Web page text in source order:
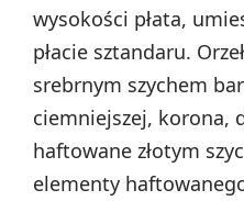
wysokości płata,
płacie sztandaru.
srebrnym szychem
ciemniejszej, korona,
haftowane złotym
elementy